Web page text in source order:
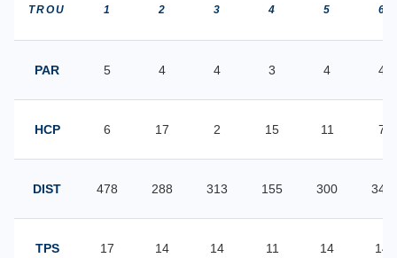
TROU 1 2 3 4 5 6
PAR 5 4 4 3 4 4
HCP 6 17 2 15 11 7
DIST 478 288 313 155 300 345
TPS 17 14 14 11 14 14